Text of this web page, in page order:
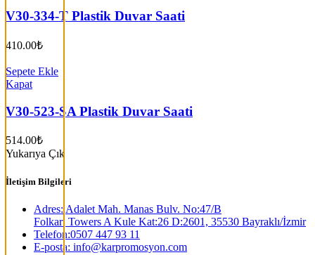
V30-334-T Plastik Duvar Saati
410.00₺
Sepete Ekle
Kapat
V30-523-SA Plastik Duvar Saati
514.00₺
Yukarıya Çık
İletişim Bilgileri
Adres: Adalet Mah. Manas Bulv. No:47/B
Folkart Towers A Kule Kat:26 D:2601, 35530 Bayraklı/İzmir
Telefon:0507 447 93 11
E-posta: info@karpromosyon.com